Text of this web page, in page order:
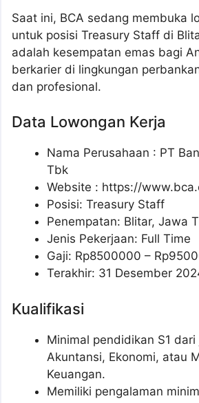
Saat ini, BCA sedang membuka
untuk posisi Treasury Staff di
adalah kesempatan emas bagi
berkarier di lingkungan
dan profesional.
Data Lowongan Kerja
Nama Perusahaan : PT
Tbk
Website : https://
Posisi: Treasury Staff
Penempatan: Blitar, Jawa
Jenis Pekerjaan: Full Time
Gaji: Rp8500000 – Rp
Terakhir: 31 Desember
Kualifikasi
Minimal pendidikan S1 dari
Akuntansi, Ekonomi, atau
Keuangan.
Memiliki pengalaman